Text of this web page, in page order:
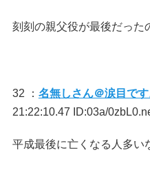
刻刻の親父役が最後だった
32 ： 名無しさん＠涙目です
21:22:10.47 ID:03a/
平成最後に亡くなる人多い